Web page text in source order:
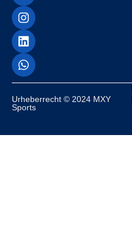
Urheberrecht © 2024 MXY
Sports